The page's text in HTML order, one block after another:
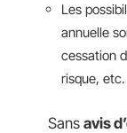
Les
annuelle
cessation
risque, etc.
Sans avis